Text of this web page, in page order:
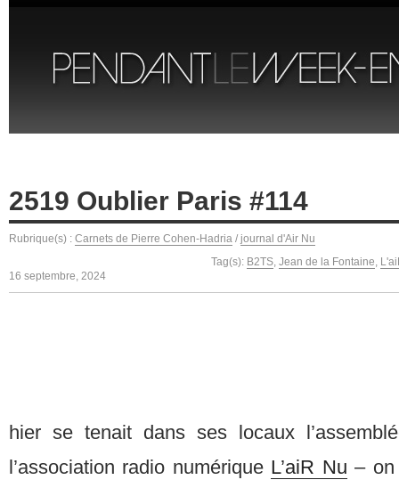
2519 Oublier Paris #114
Rubrique(s) : Carnets de Pierre Cohen-Hadria / journal d'Air Nu
Tag(s): B2TS, Jean de la Fontaine,
16 septembre, 2024
hier se tenait dans ses locaux
l’association radio numérique L’aiR Nu – on